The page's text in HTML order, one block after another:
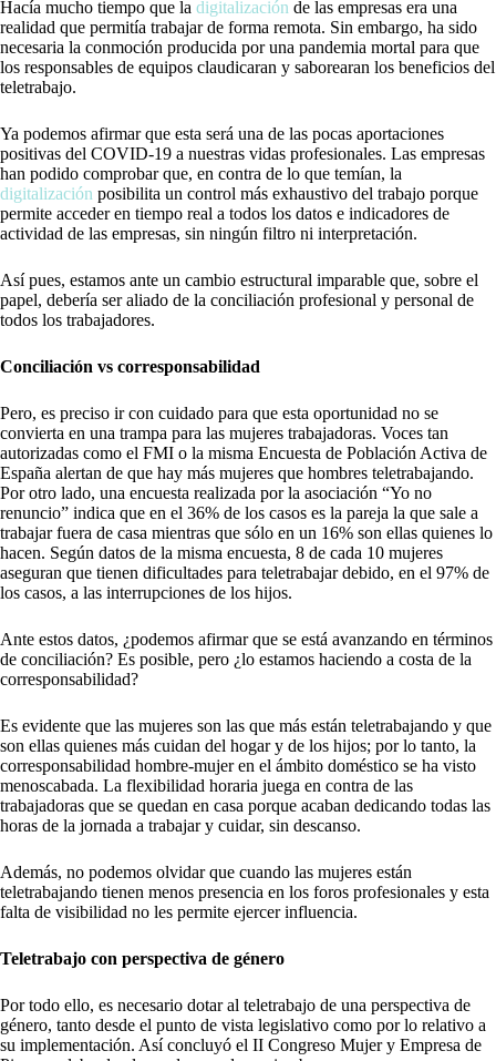
Hacía mucho tiempo que la digitalización de las empresas era una
realidad que permitía trabajar de forma remota. Sin embargo, ha sido
necesaria la conmoción producida por una pandemia mortal para que
los responsables de equipos claudicaran y saborearan los beneficios del
teletrabajo.
Ya podemos afirmar que esta será una de las pocas aportaciones
positivas del COVID-19 a nuestras vidas profesionales. Las empresas
han podido comprobar que, en contra de lo que temían, la
digitalización posibilita un control más exhaustivo del trabajo porque
permite acceder en tiempo real a todos los datos e indicadores de
actividad de las empresas, sin ningún filtro ni interpretación.
Así pues, estamos ante un cambio estructural imparable que, sobre el
papel, debería ser aliado de la conciliación profesional y personal de
todos los trabajadores.
Conciliación vs corresponsabilidad
Pero, es preciso ir con cuidado para que esta oportunidad no se
convierta en una trampa para las mujeres trabajadoras. Voces tan
autorizadas como el FMI o la misma Encuesta de Población Activa de
España alertan de que hay más mujeres que hombres teletrabajando.
Por otro lado, una encuesta realizada por la asociación “Yo no
renuncio” indica que en el 36% de los casos es la pareja la que sale a
trabajar fuera de casa mientras que sólo en un 16% son ellas quienes lo
hacen. Según datos de la misma encuesta, 8 de cada 10 mujeres
aseguran que tienen dificultades para teletrabajar debido, en el 97% de
los casos, a las interrupciones de los hijos.
Ante estos datos, ¿podemos afirmar que se está avanzando en términos
de conciliación? Es posible, pero ¿lo estamos haciendo a costa de la
corresponsabilidad?
Es evidente que las mujeres son las que más están teletrabajando y que
son ellas quienes más cuidan del hogar y de los hijos; por lo tanto, la
corresponsabilidad hombre-mujer en el ámbito doméstico se ha visto
menoscabada. La flexibilidad horaria juega en contra de las
trabajadoras que se quedan en casa porque acaban dedicando todas las
horas de la jornada a trabajar y cuidar, sin descanso.
Además, no podemos olvidar que cuando las mujeres están
teletrabajando tienen menos presencia en los foros profesionales y esta
falta de visibilidad no les permite ejercer influencia.
Teletrabajo con perspectiva de género
Por todo ello, es necesario dotar al teletrabajo de una perspectiva de
género, tanto desde el punto de vista legislativo como por lo relativo a
su implementación. Así concluyó el II Congreso Mujer y Empresa de